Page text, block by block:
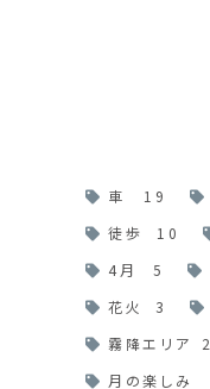
車 19
徒歩
10
4月
5
花火
3
霧降エリア
2
月の楽しみ